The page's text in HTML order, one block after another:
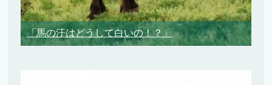
「馬の汗はどうして白いの！？」